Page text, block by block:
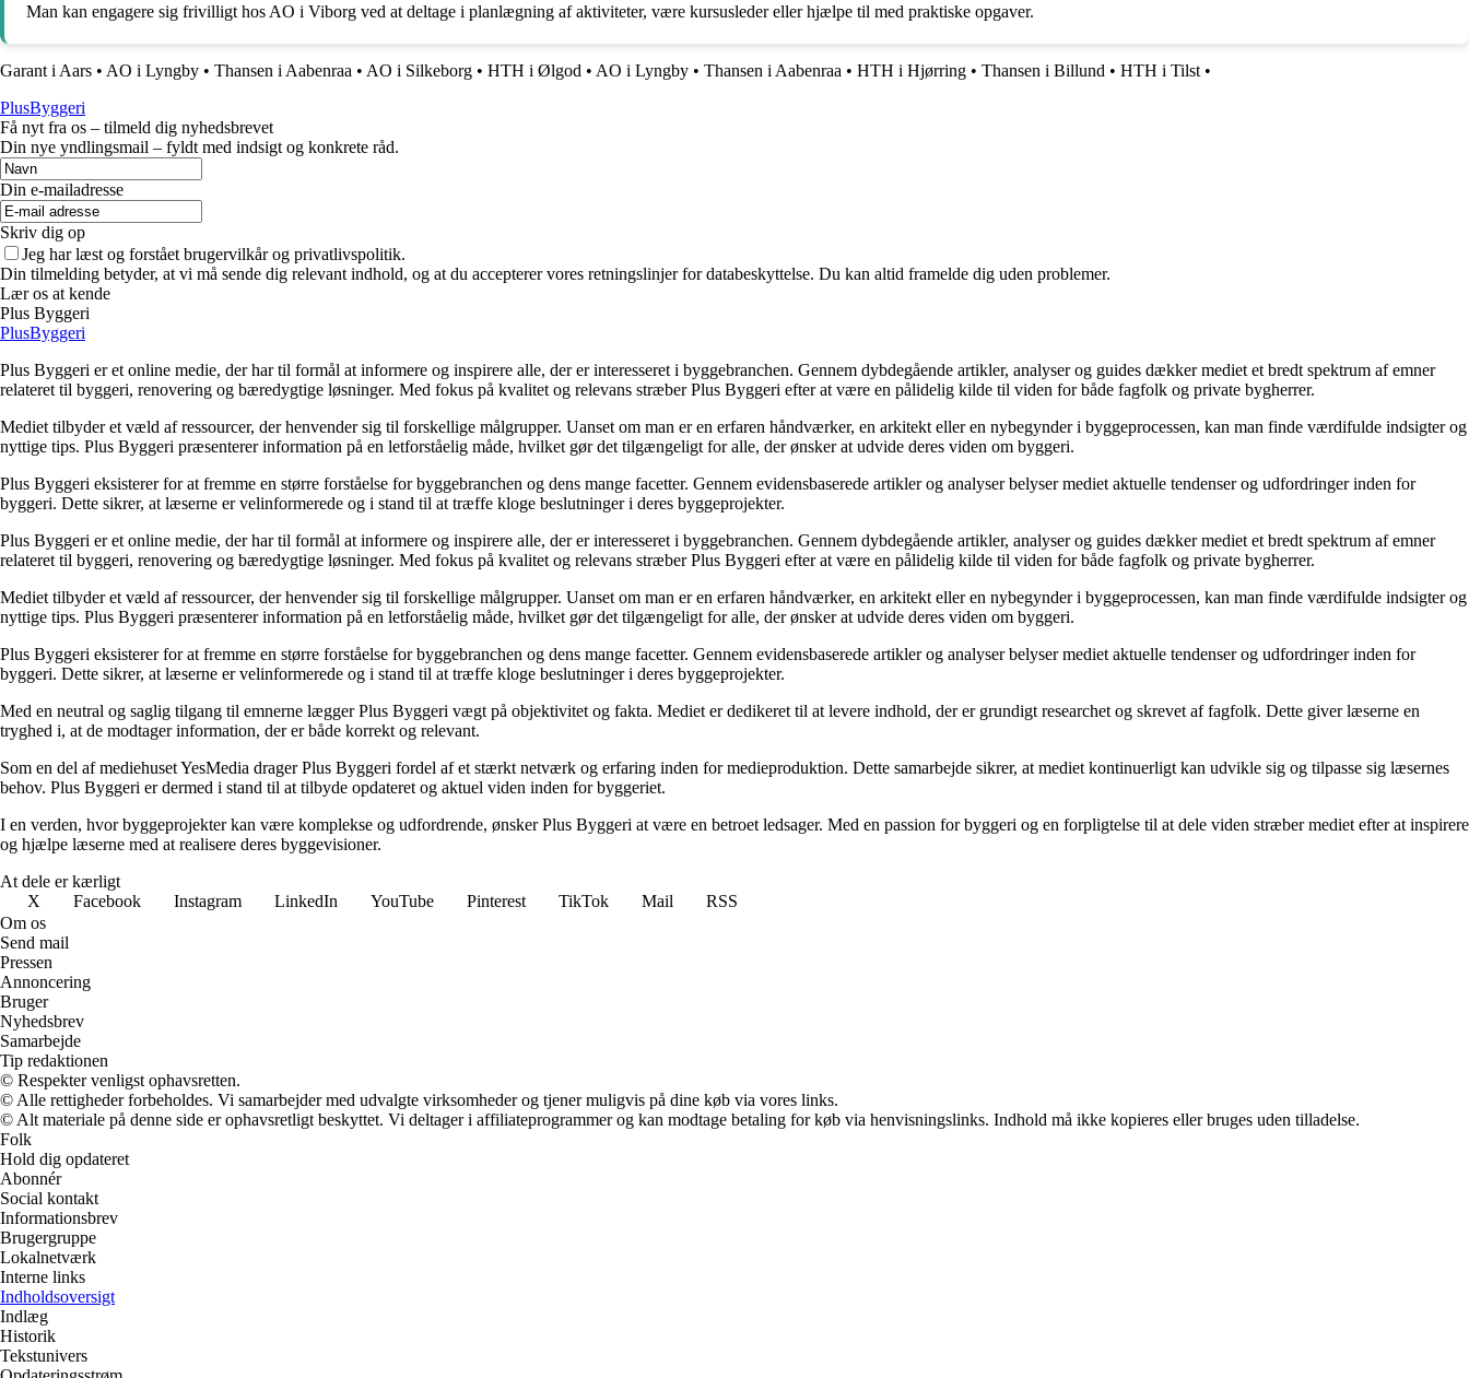
Man kan engagere sig frivilligt hos AO i Viborg ved at deltage i planlægning af aktiviteter, være kursusleder eller hjælpe til med praktiske opgaver.
Garant i Aars • AO i Lyngby • Thansen i Aabenraa • AO i Silkeborg • HTH i Ølgod • AO i Lyngby • Thansen i Aabenraa • HTH i Hjørring • Thansen i Billund • HTH i Tilst •
PlusByggeri
Få nyt fra os – tilmeld dig nyhedsbrevet
Din nye yndlingsmail – fyldt med indsigt og konkrete råd.
Din e-mailadresse
Skriv dig op
Jeg har læst og forstået brugervilkår og privatlivspolitik.
Din tilmelding betyder, at vi må sende dig relevant indhold, og at du accepterer vores retningslinjer for databeskyttelse. Du kan altid framelde dig uden problemer.
Lær os at kende
Plus Byggeri
PlusByggeri
Plus Byggeri er et online medie, der har til formål at informere og inspirere alle, der er interesseret i byggebranchen. Gennem dybdegående artikler, analyser og guides dækker mediet et bredt spektrum af emner
relateret til byggeri, renovering og bæredygtige løsninger. Med fokus på kvalitet og relevans stræber Plus Byggeri efter at være en pålidelig kilde til viden for både fagfolk og private bygherrer.
Mediet tilbyder et væld af ressourcer, der henvender sig til forskellige målgrupper. Uanset om man er en erfaren håndværker, en arkitekt eller en nybegynder i byggeprocessen, kan man finde værdifulde indsigter og
nyttige tips. Plus Byggeri præsenterer information på en letforståelig måde, hvilket gør det tilgængeligt for alle, der ønsker at udvide deres viden om byggeri.
Plus Byggeri eksisterer for at fremme en større forståelse for byggebranchen og dens mange facetter. Gennem evidensbaserede artikler og analyser belyser mediet aktuelle tendenser og udfordringer inden for
byggeri. Dette sikrer, at læserne er velinformerede og i stand til at træffe kloge beslutninger i deres byggeprojekter.
Plus Byggeri er et online medie, der har til formål at informere og inspirere alle, der er interesseret i byggebranchen. Gennem dybdegående artikler, analyser og guides dækker mediet et bredt spektrum af emner
relateret til byggeri, renovering og bæredygtige løsninger. Med fokus på kvalitet og relevans stræber Plus Byggeri efter at være en pålidelig kilde til viden for både fagfolk og private bygherrer.
Mediet tilbyder et væld af ressourcer, der henvender sig til forskellige målgrupper. Uanset om man er en erfaren håndværker, en arkitekt eller en nybegynder i byggeprocessen, kan man finde værdifulde indsigter og
nyttige tips. Plus Byggeri præsenterer information på en letforståelig måde, hvilket gør det tilgængeligt for alle, der ønsker at udvide deres viden om byggeri.
Plus Byggeri eksisterer for at fremme en større forståelse for byggebranchen og dens mange facetter. Gennem evidensbaserede artikler og analyser belyser mediet aktuelle tendenser og udfordringer inden for
byggeri. Dette sikrer, at læserne er velinformerede og i stand til at træffe kloge beslutninger i deres byggeprojekter.
Med en neutral og saglig tilgang til emnerne lægger Plus Byggeri vægt på objektivitet og fakta. Mediet er dedikeret til at levere indhold, der er grundigt researchet og skrevet af fagfolk. Dette giver læserne en
tryghed i, at de modtager information, der er både korrekt og relevant.
Som en del af mediehuset YesMedia drager Plus Byggeri fordel af et stærkt netværk og erfaring inden for medieproduktion. Dette samarbejde sikrer, at mediet kontinuerligt kan udvikle sig og tilpasse sig læsernes
behov. Plus Byggeri er dermed i stand til at tilbyde opdateret og aktuel viden inden for byggeriet.
I en verden, hvor byggeprojekter kan være komplekse og udfordrende, ønsker Plus Byggeri at være en betroet ledsager. Med en passion for byggeri og en forpligtelse til at dele viden stræber mediet efter at inspirere
og hjælpe læserne med at realisere deres byggevisioner.
At dele er kærligt
X
Facebook Instagram LinkedIn YouTube Pinterest TikTok Mail
RSS
Om os
Send mail
Pressen
Annoncering
Bruger
Nyhedsbrev
Samarbejde
Tip redaktionen
© Respekter venligst ophavsretten.
© Alle rettigheder forbeholdes. Vi samarbejder med udvalgte virksomheder og tjener muligvis på dine køb via vores links.
© Alt materiale på denne side er ophavsretligt beskyttet. Vi deltager i affiliateprogrammer og kan modtage betaling for køb via henvisningslinks. Indhold må ikke kopieres eller bruges uden tilladelse.
Folk
Hold dig opdateret
Abonnér
Social kontakt
Informationsbrev
Brugergruppe
Lokalnetværk
Interne links
Indholdsoversigt
Indlæg
Historik
Tekstunivers